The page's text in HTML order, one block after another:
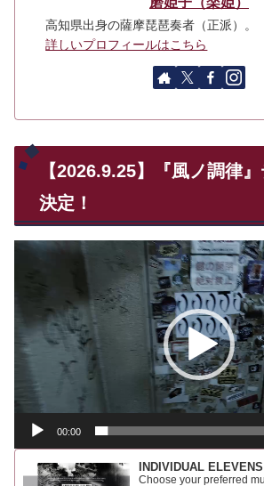
高知県出身の薩摩琵琶奏者（正派）。
詳しいプロフィールはこちら
【2026.9.25】『風ノ調律
決定！
レ
ー
ー
00:00
INDIVIDUAL
Choose your preferred